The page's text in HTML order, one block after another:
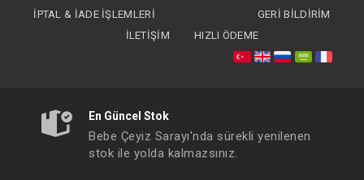
İPTAL & İADE İŞLEMLERI
GERI BILDIRIM
İLETIŞIM
HIZLI ÖDEME
En Güncel Stok
Bebe Çeyiz Sarayı'nda sürekli yenilenen
stok ile yolda kalmazsınız.